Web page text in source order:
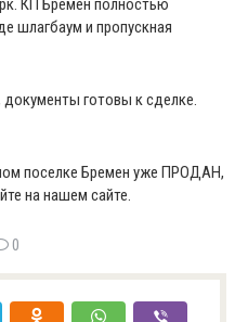
КП Бремен полностью
шлагбаум и пропускная
готовы к сделке.
поселке Бремен уже ПРОДАН,
на нашем сайте.
0